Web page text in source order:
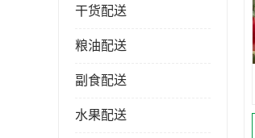
干货配送
粮油配送
副食配送
水果配送